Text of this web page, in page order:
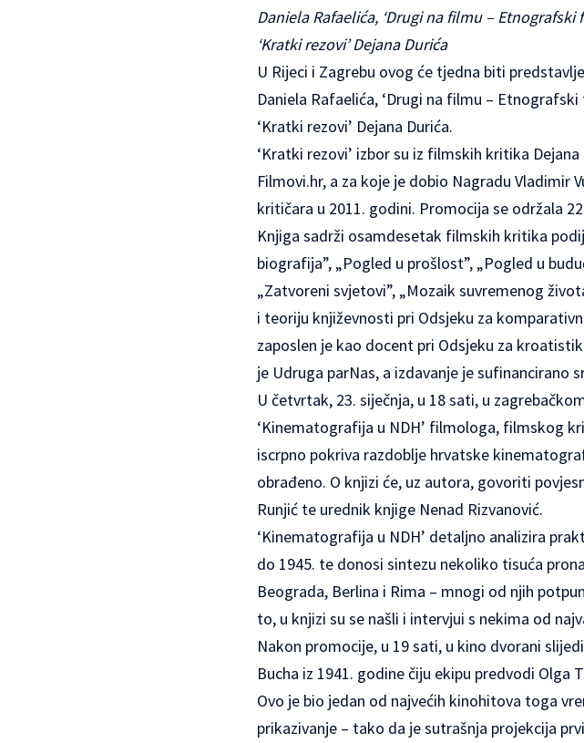
Daniela Rafaelića, ‘Drugi na filmu –
‘Kratki rezovi’ Dejana Durića
U Rijeci i Zagrebu ovog će tjedna biti
Daniela Rafaelića, ‘Drugi na filmu –
‘Kratki rezovi’ Dejana Durića.
‘Kratki rezovi’ izbor su iz filmskih kritika
Filmovi.hr, a za koje je dobio Nagradu
kritičara u 2011. godini. Promocija se održala
Knjiga sadrži osamdesetak filmskih kritika
biografija”, „Pogled u prošlost”, „Pogled u
„Zatvoreni svjetovi”, „Mozaik suvremenog
i teoriju književnosti pri Odsjeku za
zaposlen je kao docent pri Odsjeku za
je Udruga parNas, a izdavanje je
U četvrtak, 23. siječnja, u 18 sati, u
‘Kinematografija u NDH’ filmologa, filmskog
iscrpno pokriva razdoblje hrvatske
obrađeno. O knjizi će, uz autora, govoriti
Runjić te urednik knjige Nenad Rizvanović.
‘Kinematografija u NDH’ detaljno analizira
do 1945. te donosi sintezu nekoliko tisuća
Beograda, Berlina i Rima – mnogi od njih
to, u knjizi su se našli i intervjui s nekima od
Nakon promocije, u 19 sati, u kino dvorani
Bucha iz 1941. godine čiju ekipu predvodi
Ovo je bio jedan od najvećih kinohitova toga
prikazivanje – tako da je sutrašnja projekcija